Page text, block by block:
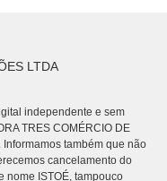
LTDA
independente e sem
TRES COMÉRCIO DE
também que não
cancelamento do
nome ISTOÉ, tampouco